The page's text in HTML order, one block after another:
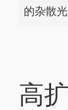
的杂散
高